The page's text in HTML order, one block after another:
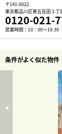
〒141-0022
東京都品川区東五反田１
0120-021-
営業時間：10：00～
条件がよく似た物件